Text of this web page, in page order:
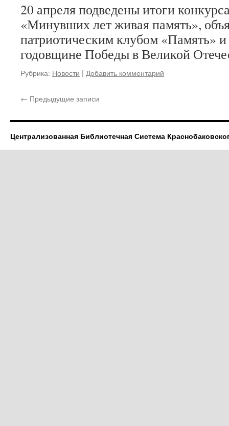
20 апреля подведены итоги
«Минувших лет живая память»,
патриотическим клубом «Память»
годовщине Победы в Великой
Рубрика: Новости | Добавить комментарий
← Предыдущие записи
Централизованная Библиотечная Система